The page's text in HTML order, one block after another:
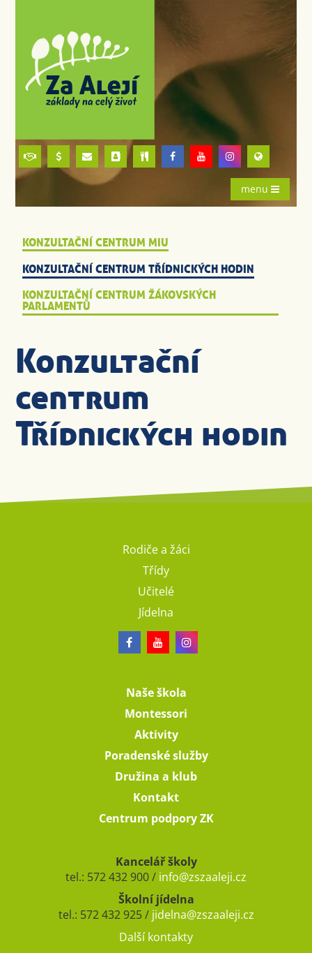
menu
Konzultační
centrum
Třídnických hodin
KONZULTAČNÍ CENTRUM MIU
KONZULTAČNÍ CENTRUM TŘÍDNICKÝCH HODIN
KONZULTAČNÍ CENTRUM ŽÁKOVSKÝCH
PARLAMENTŮ
Rodiče a žáci
Třídy
Učitelé
Jídelna
Naše škola
Montessori
Aktivity
Poradenské služby
Družina a klub
Kontakt
Centrum podpory ZK
Kancelář školy
tel.: 572 432 900 / info@zszaaleji.cz
Školní jídelna
tel.: 572 432 925 / jidelna@zszaaleji.cz
Další kontakty